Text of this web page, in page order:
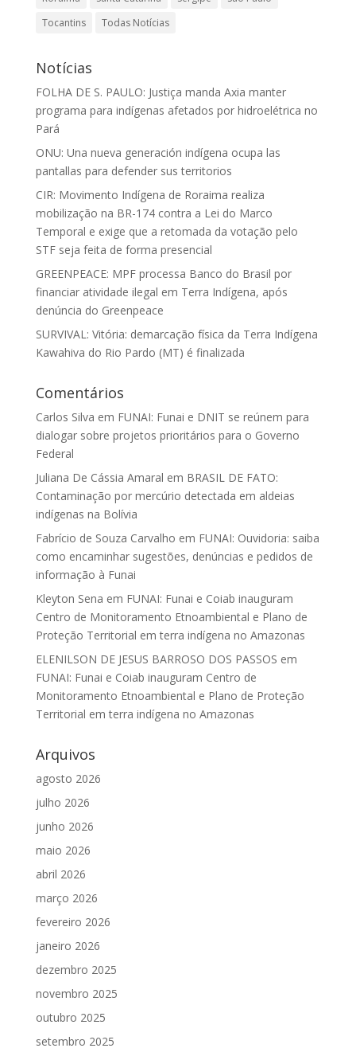
Tocantins
Todas Notícias
Notícias
FOLHA DE S. PAULO: Justiça manda Axia manter
programa para indígenas afetados por hidroelétrica no
Pará
ONU: Una nueva generación indígena ocupa las
pantallas para defender sus territorios
CIR: Movimento Indígena de Roraima realiza
mobilização na BR-174 contra a Lei do Marco
Temporal e exige que a retomada da votação pelo
STF seja feita de forma presencial
GREENPEACE: MPF processa Banco do Brasil por
financiar atividade ilegal em Terra Indígena, após
denúncia do Greenpeace
SURVIVAL: Vitória: demarcação física da Terra Indígena
Kawahiva do Rio Pardo (MT) é finalizada
Comentários
Carlos Silva em FUNAI: Funai e DNIT se reúnem para
dialogar sobre projetos prioritários para o Governo
Federal
Juliana De Cássia Amaral em BRASIL DE FATO:
Contaminação por mercúrio detectada em aldeias
indígenas na Bolívia
Fabrício de Souza Carvalho em FUNAI: Ouvidoria: saiba
como encaminhar sugestões, denúncias e pedidos de
informação à Funai
Kleyton Sena em FUNAI: Funai e Coiab inauguram
Centro de Monitoramento Etnoambiental e Plano de
Proteção Territorial em terra indígena no Amazonas
ELENILSON DE JESUS BARROSO DOS PASSOS em
FUNAI: Funai e Coiab inauguram Centro de
Monitoramento Etnoambiental e Plano de Proteção
Territorial em terra indígena no Amazonas
Arquivos
agosto 2026
julho 2026
junho 2026
maio 2026
abril 2026
março 2026
fevereiro 2026
janeiro 2026
dezembro 2025
novembro 2025
outubro 2025
setembro 2025